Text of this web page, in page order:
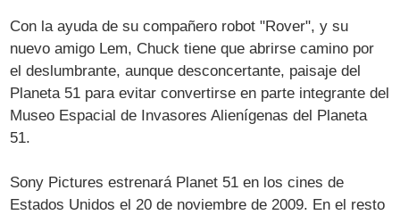
Con la ayuda de su compañero robot "Rover", y su
nuevo amigo Lem, Chuck tiene que abrirse camino por
el deslumbrante, aunque desconcertante, paisaje del
Planeta 51 para evitar convertirse en parte integrante del
Museo Espacial de Invasores Alienígenas del Planeta
51.
Sony Pictures estrenará Planet 51 en los cines de
Estados Unidos el 20 de noviembre de 2009. En el resto